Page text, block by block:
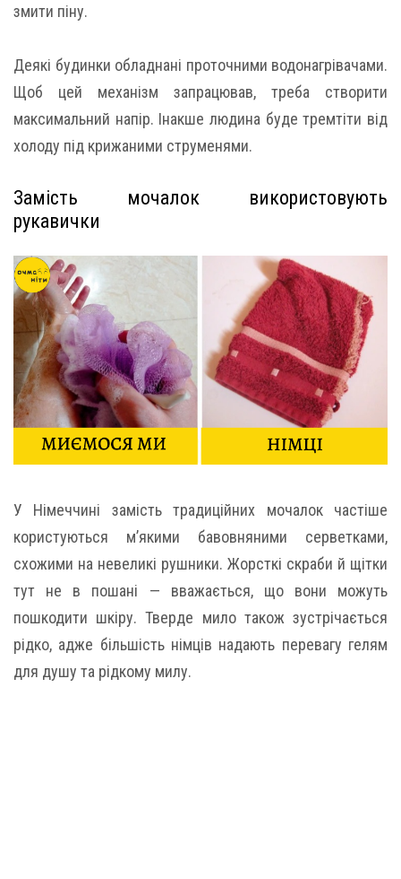
змити піну.
Деякі будинки обладнані проточними водонагрівачами.
Щоб цей механізм запрацював, треба створити
максимальний напір. Інакше людина буде тремтіти від
холоду під крижаними струменями.
Замість мочалок використовують
рукавички
У Німеччині замість традиційних мочалок частіше
користуються м’якими бавовняними серветками,
схожими на невеликі рушники. Жорсткі скраби й щітки
тут не в пошані — вважається, що вони можуть
пошкодити шкіру. Тверде мило також зустрічається
рідко, адже більшість німців надають перевагу гелям
для душу та рідкому милу.